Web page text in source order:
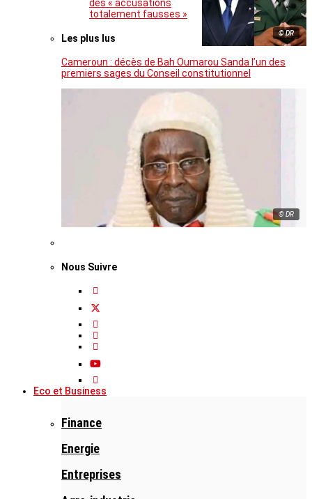
© DR
des « accusations
totalement fausses »
Les plus lus
Cameroun : décès de Bah Oumarou Sanda l’un des
premiers sages du Conseil constitutionnel
© DR
Nous Suivre
Eco et Business
Finance
Energie
Entreprises